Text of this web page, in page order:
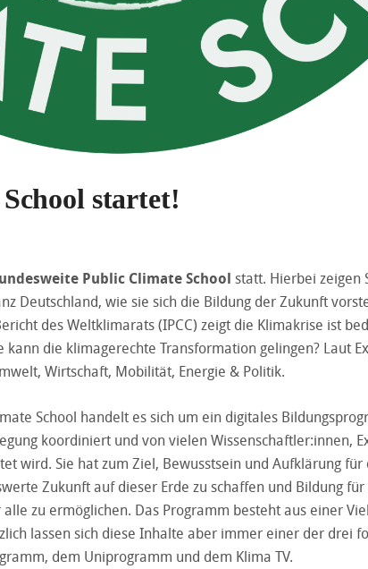
startet!
Public Climate School statt. Hierbei zeigen
Deutschland, wie sie sich die Bildung der Zukunft
des Weltklimarats (IPCC) zeigt die Klimakrise ist
kann die klimagerechte Transformation gelingen? Laut
Wirtschaft, Mobilität, Energie & Politik.
School handelt es sich um ein digitales
koordiniert und von vielen Wissenschaftler:innen,
wird. Sie hat zum Ziel, Bewusstsein und Aufklärung
Zukunft auf dieser Erde zu schaffen und Bildung
zu ermöglichen. Das Programm besteht aus einer
lassen sich diese Inhalte aber immer einer der drei
dem Uniprogramm und dem Klima TV.